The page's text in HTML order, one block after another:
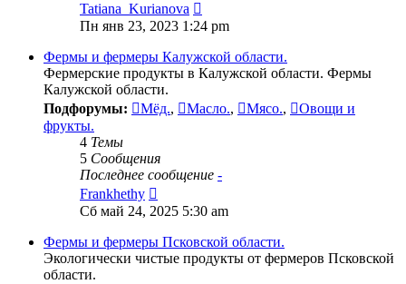
Tatiana_Kurianova
к
последнему
сообщению
Пн янв 23, 2023 1:24 pm
Фермы и фермеры Калужской области.
Фермерские продукты в Калужской области. Фермы
Калужской области.
Подфорумы:
Мёд., Масло., Мясо.,
Овощи и
фрукты.
4 Темы
5 Сообщения
Последнее сообщение -
Frankhethy
к
сообщению
Сб май 24, 2025 5:30 am
Фермы и фермеры Псковской области.
Экологически чистые продукты от фермеров Псковской
области.